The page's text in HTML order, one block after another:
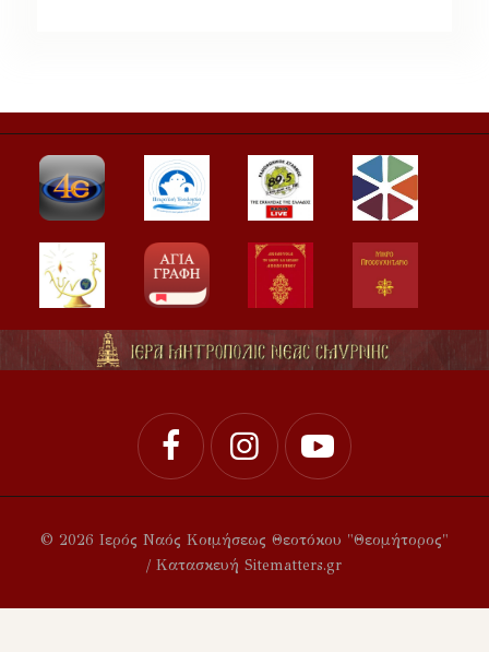
© 2026 Ιερός Ναός Κοιμήσεως Θεοτόκου "Θεομήτορος"
/ Κατασκευή Sitematters.gr